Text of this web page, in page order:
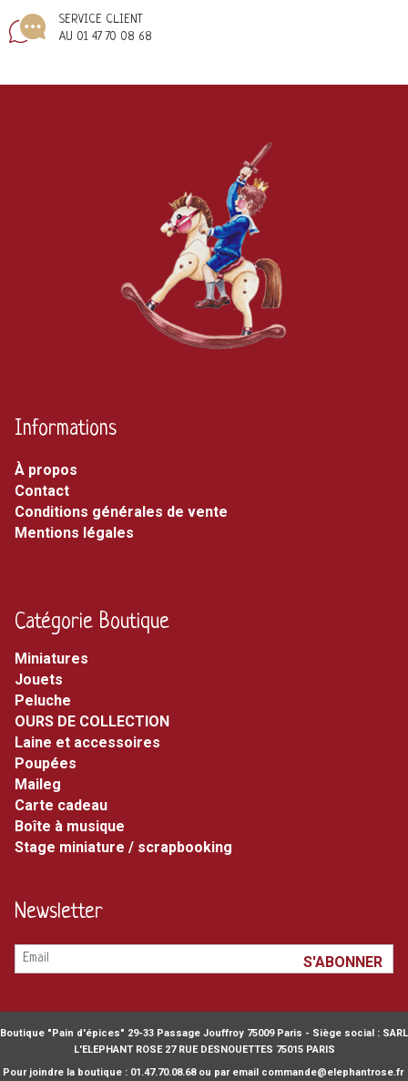
SERVICE CLIENT
AU 01 47 70 08 68
Informations
À propos
Contact
Conditions générales de vente
Mentions légales
Catégorie Boutique
miniatures
jouets
peluche
OURS DE COLLECTION
laine et accessoires
poupées
maileg
carte cadeau
boîte à musique
stage miniature / scrapbooking
Newsletter
Boutique "Pain d'épices" 29-33 Passage Jouffroy 75009 Paris - Siège social : SARL
L'ELEPHANT ROSE 27 RUE DESNOUETTES 75015 PARIS
Pour joindre la boutique : 01.47.70.08.68 ou par email commande@elephantrose.fr